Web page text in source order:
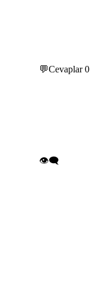
💬Cevaplar0
👁️‍🗨️